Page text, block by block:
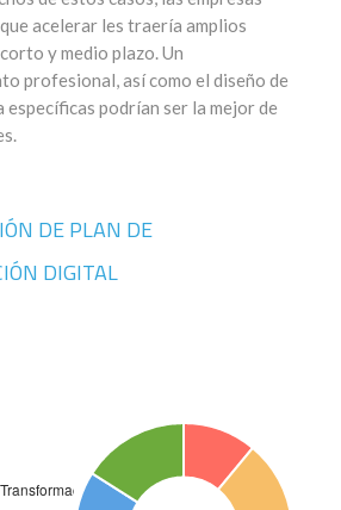
acelerar les traería amplios
y medio plazo. Un
profesional, así como el diseño de
específicas podrían ser la mejor de
DE PLAN DE
DIGITAL